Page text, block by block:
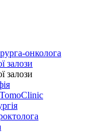
онколога
залози
залози
TomoClinic